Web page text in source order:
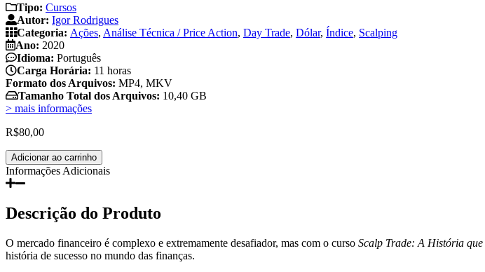
Tipo: Cursos
Autor: Igor Rodrigues
Categoria: Ações, Análise Técnica / Price Action, Day Trade, Dólar, Índice, Scalping
Ano: 2020
Idioma: Português
Carga Horária: 11 horas
Formato dos Arquivos: MP4, MKV
Tamanho Total dos Arquivos: 10,40 GB
> mais informações
R$80,00
Scalp
Trade:
A
que
o
te
Conta
Adicionar ao carrinho
Informações Adicionais
Descrição do Produto
O mercado financeiro é complexo e extremamente desafiador, mas com o curso Scalp Trade: A História
história de sucesso no mundo das finanças.